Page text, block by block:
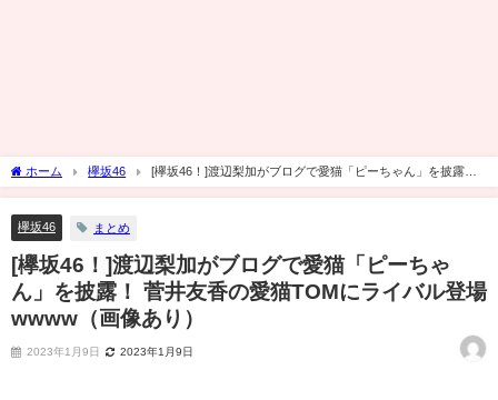
ホーム 欅坂46
[欅坂46！]渡辺梨加がブログで愛猫「ピーちゃん」を披露！
菅井友香の愛猫TOMにライバル登場wwww（画像あり）
欅坂46 まとめ
[欅坂46！]渡辺梨加がブログで愛猫「ピーちゃ
ん」を披露！ 菅井友香の愛猫TOMにライバル登場
wwww（画像あり）
2023年1月9日 2023年1月9日